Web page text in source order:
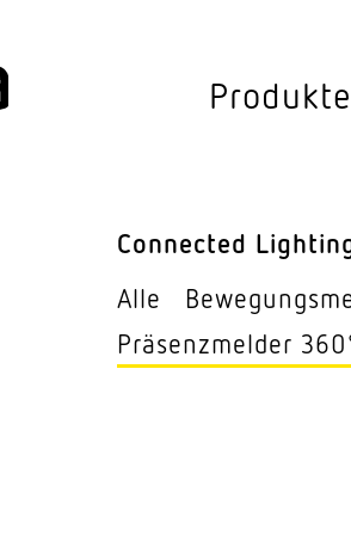
Produkte
Connected
Alle
Präsenz­melder